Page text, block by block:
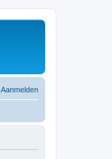
Aanmelden